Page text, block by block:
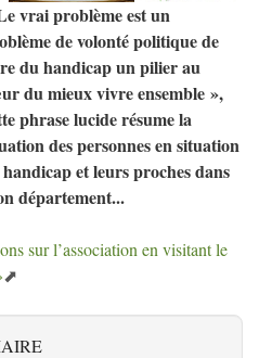
vrai problème est un
de volonté politique de
du handicap un pilier au
du mieux vivre ensemble »,
phrase lucide résume la
des personnes en situation
et leurs proches dans
département...
sur l’association en visitant le